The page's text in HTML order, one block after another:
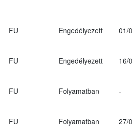
FU Engedélyezett 01/
FU Engedélyezett 16/
FU Folyamatban -
FU Folyamatban 27/